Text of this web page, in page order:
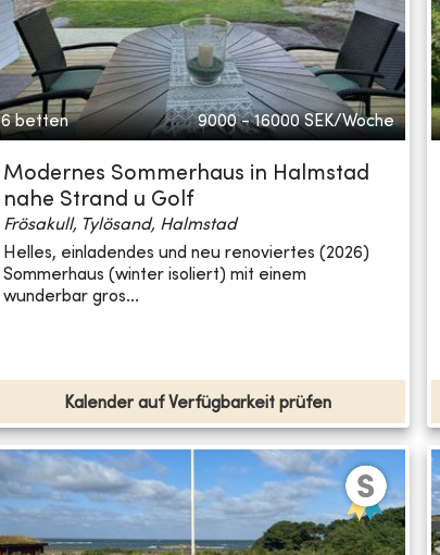
6 betten 9000 - 16000 SEK/Woche
Modernes Sommerhaus in Halmstad
nahe Strand u Golf
Frösakull, Tylösand, Halmstad
Helles, einladendes und neu renoviertes (2026)
Sommerhaus (winter isoliert) mit einem
wunderbar gros...
Kalender auf Verfügbarkeit prüfen